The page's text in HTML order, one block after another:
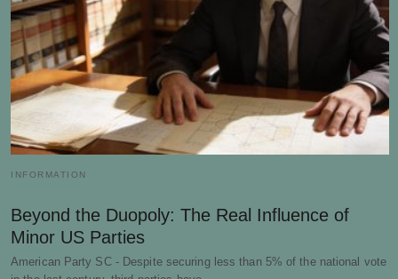
INFORMATION
Beyond the Duopoly: The Real Influence of
Minor US Parties
American Party SC - Despite securing less than 5% of the national vote